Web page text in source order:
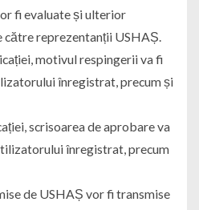
fi evaluate și ulterior
către reprezentanții USHAȘ.
motivul respingerii va fi
înregistrat, precum și
scrisoarea de aprobare va
înregistrat, precum
de USHAȘ vor fi transmise